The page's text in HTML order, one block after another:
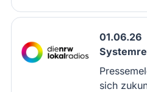
01.06.26
sich